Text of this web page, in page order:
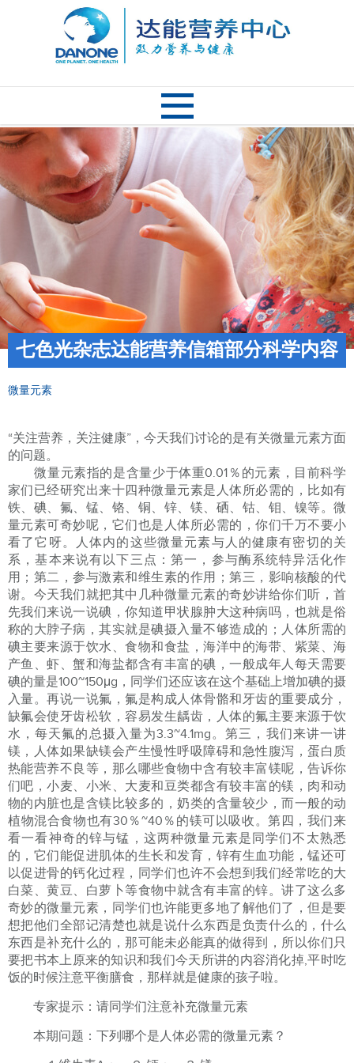
七色光杂志达能营养信箱部分科学内容
微量元素
“关注营养，关注健康”，今天我们讨论的是有关微量元素方面
的问题。
微量元素指的是含量少于体重0.01％的元素，目前科学
家们已经研究出来十四种微量元素是人体所必需的，比如有
铁、碘、氟、锰、铬、铜、锌、镁、硒、钴、钼、镍等。微
量元素可奇妙呢，它们也是人体所必需的，你们千万不要小
看了它呀。人体内的这些微量元素与人的健康有密切的关
系，基本来说有以下三点：第一，参与酶系统特异活化作
用；第二，参与激素和维生素的作用；第三，影响核酸的代
谢。今天我们就把其中几种微量元素的奇妙讲给你们听，首
先我们来说一说碘，你知道甲状腺肿大这种病吗，也就是俗
称的大脖子病，其实就是碘摄入量不够造成的；人体所需的
碘主要来源于饮水、食物和食盐，海洋中的海带、紫菜、海
产鱼、虾、蟹和海盐都含有丰富的碘，一般成年人每天需要
碘的量是100~150μg，同学们还应该在这个基础上增加碘的摄
入量。再说一说氟，氟是构成人体骨骼和牙齿的重要成分，
缺氟会使牙齿松软，容易发生龋齿，人体的氟主要来源于饮
水，每天氟的总摄入量为3.3~4.1mg。第三，我们来讲一讲
镁，人体如果缺镁会产生慢性呼吸障碍和急性腹泻，蛋白质
热能营养不良等，那么哪些食物中含有较丰富镁呢，告诉你
们吧，小麦、小米、大麦和豆类都含有较丰富的镁，肉和动
物的内脏也是含镁比较多的，奶类的含量较少，而一般的动
植物混合食物也有30％~40％的镁可以吸收。第四，我们来
看一看神奇的锌与锰，这两种微量元素是同学们不太熟悉
的，它们能促进肌体的生长和发育，锌有生血功能，锰还可
以促进骨的钙化过程，同学们也许不会想到我们经常吃的大
白菜、黄豆、白萝卜等食物中就含有丰富的锌。讲了这么多
奇妙的微量元素，同学们也许能更多地了解他们了，但是要
想把他们全部记清楚也就是说什么东西是负责什么的，什么
东西是补充什么的，那可能未必能真的做得到，所以你们只
要把书本上原来的知识和我们今天所讲的内容消化掉,平时吃
饭的时候注意平衡膳食，那样就是健康的孩子啦。
专家提示：请同学们注意补充微量元素
本期问题：下列哪个是人体必需的微量元素？